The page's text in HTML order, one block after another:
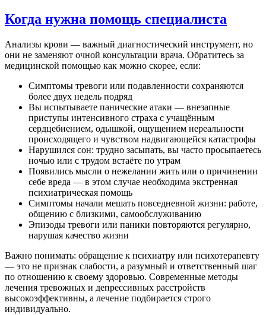
Когда нужна помощь специалиста
Анализы крови — важный диагностический инструмент, но
они не заменяют очной консультации врача. Обратитесь за
медицинской помощью как можно скорее, если:
Симптомы тревоги или подавленности сохраняются
более двух недель подряд
Вы испытываете панические атаки — внезапные
приступы интенсивного страха с учащённым
сердцебиением, одышкой, ощущением нереальности
происходящего и чувством надвигающейся катастрофы
Нарушился сон: трудно засыпать, вы часто просыпаетесь
ночью или с трудом встаёте по утрам
Появились мысли о нежелании жить или о причинении
себе вреда — в этом случае необходима экстренная
психиатрическая помощь
Симптомы начали мешать повседневной жизни: работе,
общению с близкими, самообслуживанию
Эпизоды тревоги или паники повторяются регулярно,
нарушая качество жизни
Важно понимать: обращение к психиатру или психотерапевту
— это не признак слабости, а разумный и ответственный шаг
по отношению к своему здоровью. Современные методы
лечения тревожных и депрессивных расстройств
высокоэффективны, а лечение подбирается строго
индивидуально.